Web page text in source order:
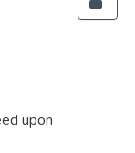
upon